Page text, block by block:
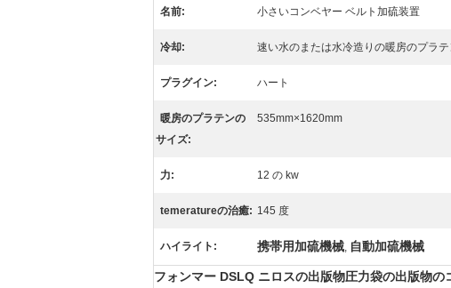
名前: 小さいコンベヤー ベルト加硫装置
冷却: 速い水のまたは水冷造りの暖房のプラ
プラグイン: ハート
暖房のプラテンの
サイズ:
535mm×1620mm
力: 12 の kw
temeratureの治癒: 145 度
ハイライト: 携帯用加硫機械, 自動加硫機械
フォンマー DSLQ ニロスの出版物圧力袋の出版物